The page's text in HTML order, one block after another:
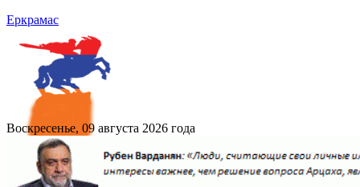
Еркрамас
Воскресенье, 09 августа 2026 года